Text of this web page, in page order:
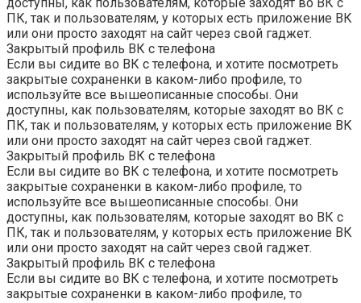
ПК, так и пользователям, у которых есть приложение ВК
или они просто заходят на сайт через свой гаджет.
Закрытый профиль ВК с телефона
Если вы сидите во ВК с телефона, и хотите посмотреть
закрытые сохраненки в каком-либо профиле, то
используйте все вышеописанные способы. Они
доступны, как пользователям, которые заходят во ВК с
ПК, так и пользователям, у которых есть приложение ВК
или они просто заходят на сайт через свой гаджет.
Закрытый профиль ВК с телефона
Если вы сидите во ВК с телефона, и хотите посмотреть
закрытые сохраненки в каком-либо профиле, то
используйте все вышеописанные способы. Они
доступны, как пользователям, которые заходят во ВК с
ПК, так и пользователям, у которых есть приложение ВК
или они просто заходят на сайт через свой гаджет.
Закрытый профиль ВК с телефона
Если вы сидите во ВК с телефона, и хотите посмотреть
закрытые сохраненки в каком-либо профиле, то